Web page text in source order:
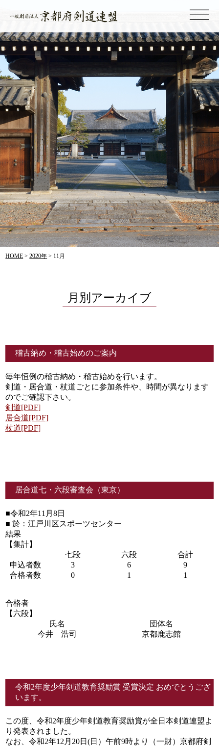
HOME >2020年 > 11月
月別アーカイブ
稽古納め・稽古始めのご案内
毎年恒例の稽古納め・稽古始めを行います。
剣道・居合道・杖道ごとに参加条件や、時間が異なります
のでご確認下さい。
剣道[PDF]
居合道[PDF]
杖道[PDF]
居合道七・六段審査会（東京）
■令和2年11月8日
■ 於：江戸川区スポーツセンター
結果
【集計】
七段
六段
合計
申込者数
3 6
9
合格者数
0 1 1
合格者
【六段】
氏名
団体名
今井 浩司
京都鹿志館
令和2年度少年剣道教育奨励賞 受賞決定 おめでとうござ
います。
この度、令和2年度少年剣道教育奨励賞が全日本剣道連盟よ
り発表されました。
なお、令和2年12月20日(日）午前9時より（一財）京都府剣